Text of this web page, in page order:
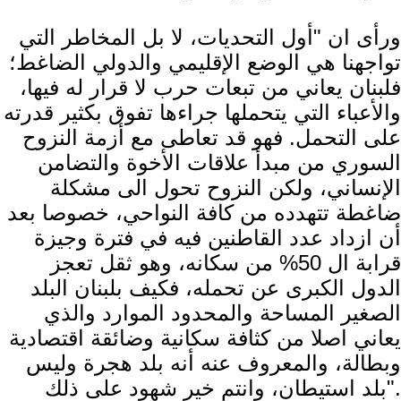
ورأى ان "أول التحديات، لا بل المخاطر التي
تواجهنا هي الوضع الإقليمي والدولي الضاغط؛
فلبنان يعاني من تبعات حرب لا قرار له فيها،
والأعباء التي يتحملها جراءها تفوق بكثير قدرته
على التحمل. فهو قد تعاطى مع أزمة النزوح
السوري من مبدأ علاقات الأخوة والتضامن
الإنساني، ولكن النزوح تحول الى مشكلة
ضاغطة تتهدده من كافة النواحي، خصوصا بعد
أن ازداد عدد القاطنين فيه في فترة وجيزة
قرابة ال 50% من سكانه، وهو ثقل تعجز
الدول الكبرى عن تحمله، فكيف بلبنان البلد
الصغير المساحة والمحدود الموارد والذي
يعاني اصلا من كثافة سكانية وضائقة اقتصادية
وبطالة، والمعروف عنه أنه بلد هجرة وليس
بلد استيطان، وانتم خير شهود على ذلك".